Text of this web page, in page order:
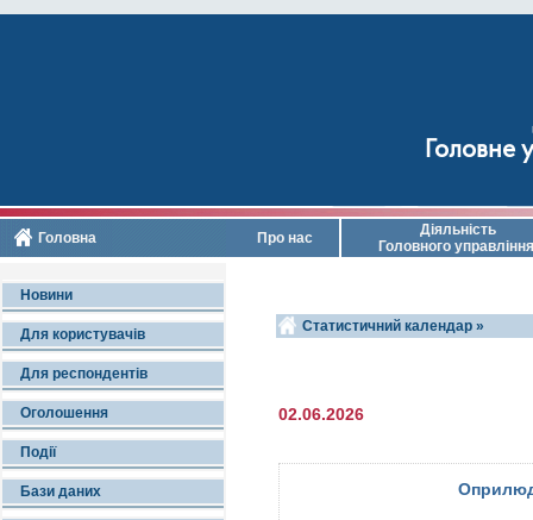
Головне
Головна Про нас
Діяльність
Головного управління
Новини
Для користувачів
Для респондентів
Оголошення
Події
Бази даних
Статистичний календар »
02.06.2026